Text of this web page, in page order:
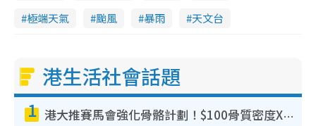
極端天氣 颱風 暴雨 天文台
港生活社會話題
1 港大推賽馬會強化骨骼計劃！$100骨質密度X光檢查 完成免費運動訓練送超市禮券！附參加資格